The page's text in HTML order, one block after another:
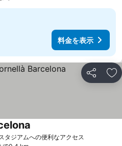
料金を表示
シェア お
タジアムへの便利なアクセス